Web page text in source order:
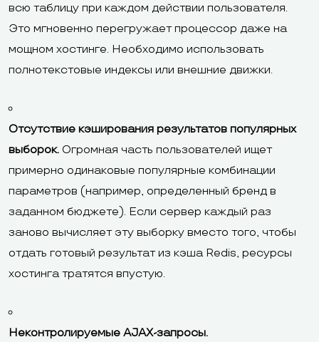
всю таблицу при каждом действии пользователя.
Это мгновенно перегружает процессор даже на
мощном хостинге. Необходимо использовать
полнотекстовые индексы или внешние движки.
Отсутствие кэширования результатов популярных
выборок. Огромная часть пользователей ищет
примерно одинаковые популярные комбинации
параметров (например, определенный бренд в
заданном бюджете). Если сервер каждый раз
заново вычисляет эту выборку вместо того, чтобы
отдать готовый результат из кэша Redis, ресурсы
хостинга тратятся впустую.
Неконтролируемые AJAX-запросы.